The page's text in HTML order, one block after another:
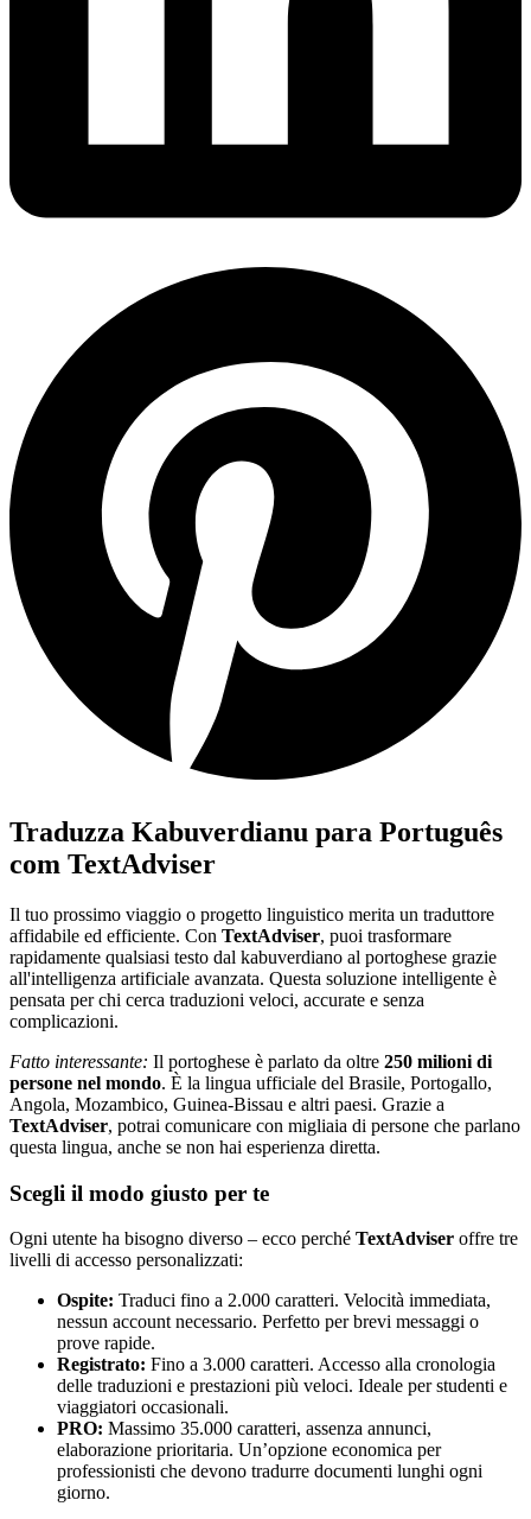
Traduzza Kabuverdianu para Português
com TextAdviser
Il tuo prossimo viaggio o progetto linguistico merita un traduttore
affidabile ed efficiente. Con TextAdviser, puoi trasformare
rapidamente qualsiasi testo dal kabuverdiano al portoghese grazie
all'intelligenza artificiale avanzata. Questa soluzione intelligente è
pensata per chi cerca traduzioni veloci, accurate e senza
complicazioni.
Fatto interessante: Il portoghese è parlato da oltre 250 milioni di
persone nel mondo. È la lingua ufficiale del Brasile, Portogallo,
Angola, Mozambico, Guinea-Bissau e altri paesi. Grazie a
TextAdviser, potrai comunicare con migliaia di persone che parlano
questa lingua, anche se non hai esperienza diretta.
Scegli il modo giusto per te
Ogni utente ha bisogno diverso – ecco perché TextAdviser offre tre
livelli di accesso personalizzati:
Ospite: Traduci fino a 2.000 caratteri. Velocità immediata,
nessun account necessario. Perfetto per brevi messaggi o
prove rapide.
Registrato: Fino a 3.000 caratteri. Accesso alla cronologia
delle traduzioni e prestazioni più veloci. Ideale per studenti e
viaggiatori occasionali.
PRO: Massimo 35.000 caratteri, assenza annunci,
elaborazione prioritaria. Un’opzione economica per
professionisti che devono tradurre documenti lunghi ogni
giorno.